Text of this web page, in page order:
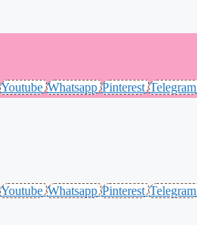
Youtube Whatsapp Pinterest Telegram
Youtube Whatsapp Pinterest Telegram